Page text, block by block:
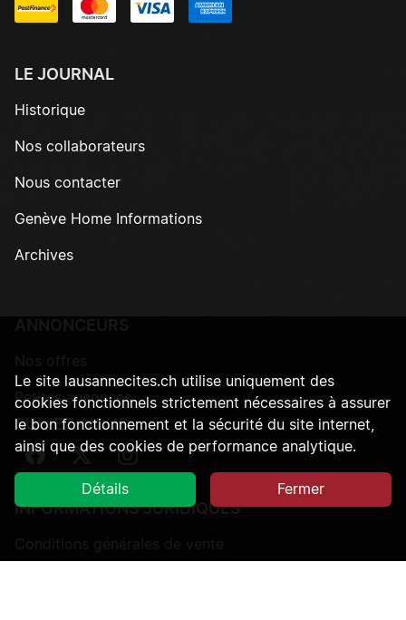
LE JOURNAL
Historique
Nos collaborateurs
Nous contacter
Genève Home Informations
Archives
Petites annonces
SUIVEZ-NOUS
Suivez-nous sur Facebook
Suivez-nous sur Twitter
Suivez-nous sur Instagram
INFORMATIONS JURIDIQUES
Le site lausannecites.ch utilise uniquement des
cookies fonctionnels strictement nécessaires à assurer
le bon fonctionnement et la sécurité du site internet,
ainsi que des cookies de performance analytique.
Détails Fermer